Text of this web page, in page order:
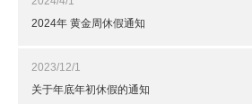
2024年 黄金周休假通知
2023/12/1
关于年底年初休假的通知